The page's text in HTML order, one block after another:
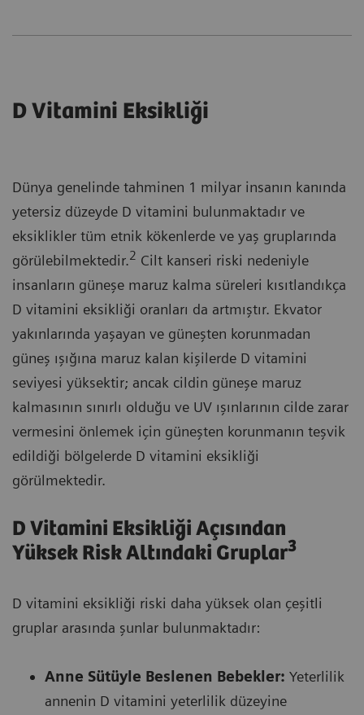
D Vitamini Eksikliği
Dünya genelinde tahminen 1 milyar insanın kanında
yetersiz düzeyde D vitamini bulunmaktadır ve
eksiklikler tüm etnik kökenlerde ve yaş gruplarında
görülebilmektedir.2 Cilt kanseri riski nedeniyle
insanların güneşe maruz kalma süreleri kısıtlandıkça
D vitamini eksikliği oranları da artmıştır. Ekvator
yakınlarında yaşayan ve güneşten korunmadan
güneş ışığına maruz kalan kişilerde D vitamini
seviyesi yüksektir; ancak cildin güneşe maruz
kalmasının sınırlı olduğu ve UV ışınlarının cilde zarar
vermesini önlemek için güneşten korunmanın teşvik
edildiği bölgelerde D vitamini eksikliği
görülmektedir.
D Vitamini Eksikliği Açısından
Yüksek Risk Altındaki Gruplar3
D vitamini eksikliği riski daha yüksek olan çeşitli
gruplar arasında şunlar bulunmaktadır:
Anne Sütüyle Beslenen Bebekler: Yeterlilik
annenin D vitamini yeterlilik düzeyine